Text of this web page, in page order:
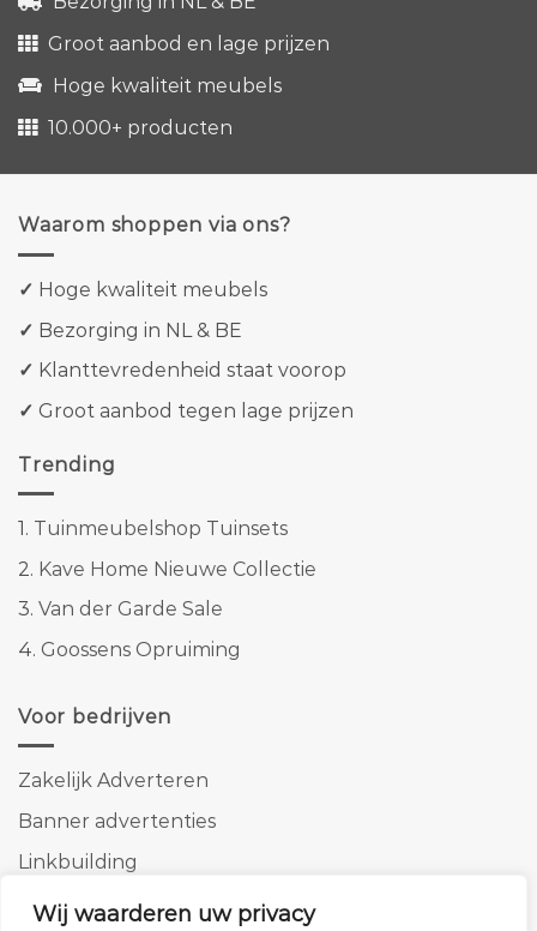
Wij waarderen uw privacy
Groot aanbod en lage prijzen
Hoge kwaliteit meubels
10.000+ producten
Waarom shoppen via ons?
✓ Hoge kwaliteit meubels
✓ Bezorging in NL & BE
✓ Klanttevredenheid staat voorop
✓ Groot aanbod tegen lage prijzen
Trending
1. Tuinmeubelshop Tuinsets
2. Kave Home Nieuwe Collectie
3. Van der Garde Sale
4. Goossens Opruiming
Voor bedrijven
Zakelijk Adverteren
Banner advertenties
Linkbuilding
SEO copywriting